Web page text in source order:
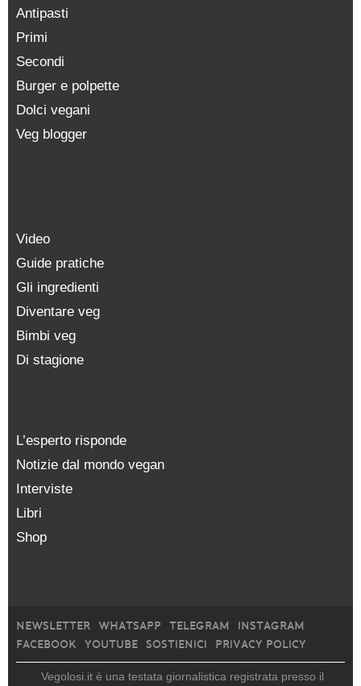
Antipasti
Primi
Secondi
Burger e polpette
Dolci vegani
Veg blogger
Video
Guide pratiche
Gli ingredienti
Diventare veg
Bimbi veg
Di stagione
L’esperto risponde
Notizie dal mondo vegan
Interviste
Libri
Shop
NEWSLETTER WHATSAPP TELEGRAM
INSTAGRAM
FACEBOOK
YOUTUBE SOSTIENICI PRIVACY POLICY
Vegolosi.it è una testata giornalistica registrata presso il